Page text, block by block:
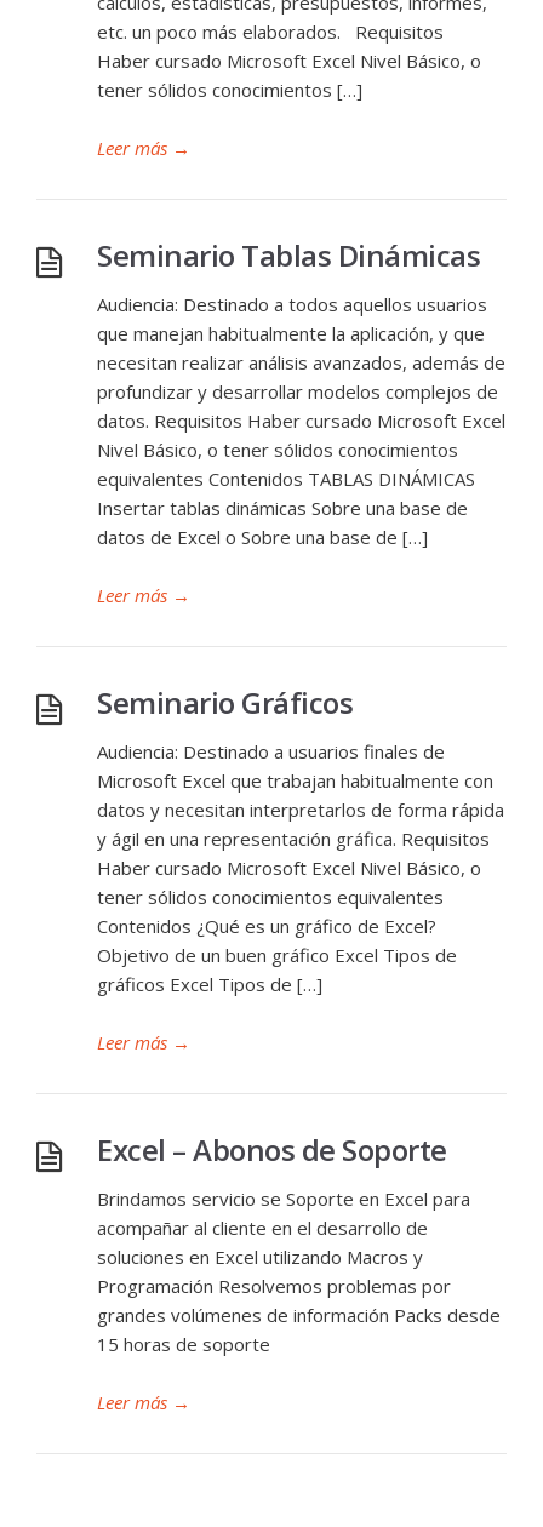
etc. un poco más elaborados. Requisitos
Haber cursado Microsoft Excel Nivel Básico, o
tener sólidos conocimientos […]
Leer más →
Seminario Tablas Dinámicas
Audiencia: Destinado a todos aquellos usuarios
que manejan habitualmente la aplicación, y que
necesitan realizar análisis avanzados, además de
profundizar y desarrollar modelos complejos de
datos. Requisitos Haber cursado Microsoft Excel
Nivel Básico, o tener sólidos conocimientos
equivalentes Contenidos TABLAS DINÁMICAS
Insertar tablas dinámicas Sobre una base de
datos de Excel o Sobre una base de […]
Leer más →
Seminario Gráficos
Audiencia: Destinado a usuarios finales de
Microsoft Excel que trabajan habitualmente con
datos y necesitan interpretarlos de forma rápida
y ágil en una representación gráfica. Requisitos
Haber cursado Microsoft Excel Nivel Básico, o
tener sólidos conocimientos equivalentes
Contenidos ¿Qué es un gráfico de Excel?
Objetivo de un buen gráfico Excel Tipos de
gráficos Excel Tipos de […]
Leer más →
Excel – Abonos de Soporte
Brindamos servicio se Soporte en Excel para
acompañar al cliente en el desarrollo de
soluciones en Excel utilizando Macros y
Programación Resolvemos problemas por
grandes volúmenes de información Packs desde
15 horas de soporte
Leer más →